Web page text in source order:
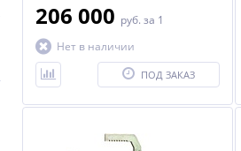
206 000 руб. за 1
Нет в наличии
ПОД ЗАКАЗ